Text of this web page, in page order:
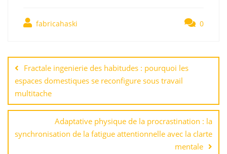
fabricahaski 0
по
записям
Fractale ingenierie des habitudes : pourquoi les
espaces domestiques se reconfigure sous travail
multitache
Adaptative physique de la procrastination : la
synchronisation de la fatigue attentionnelle avec la clarte
mentale